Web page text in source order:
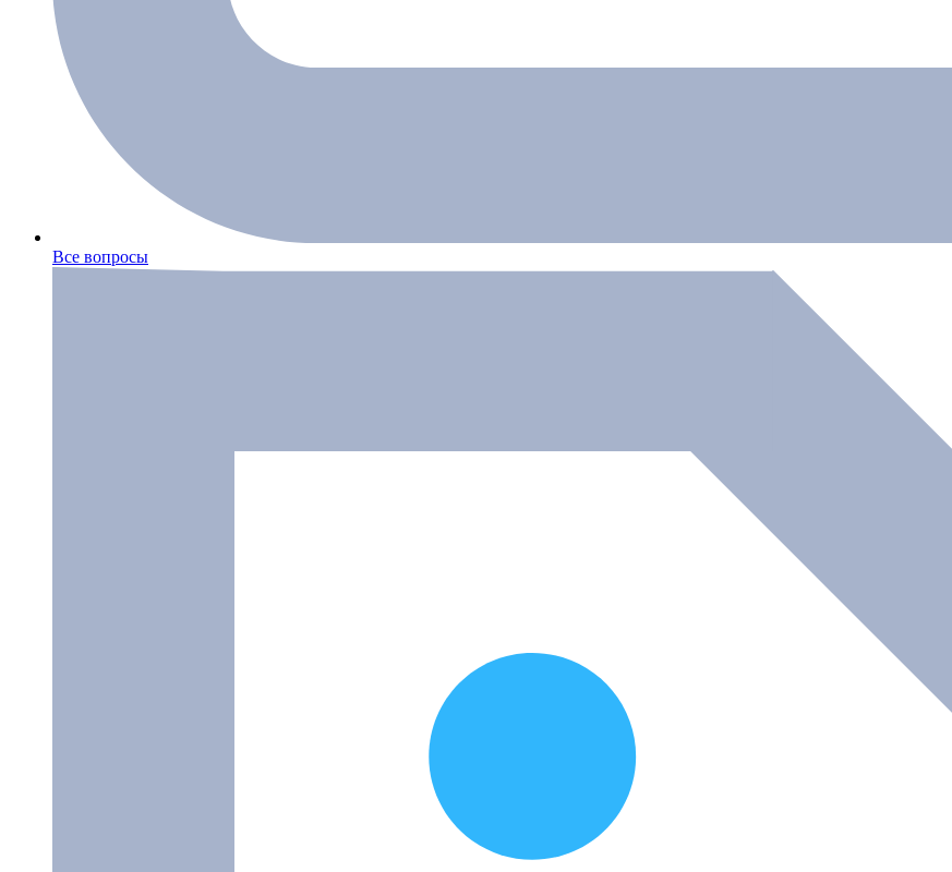
Все вопросы